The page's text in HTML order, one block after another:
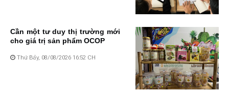
Cần một tư duy thị trường mới
cho giá trị sản phẩm OCOP
Thứ Bảy, 08/08/2026 16:52 CH